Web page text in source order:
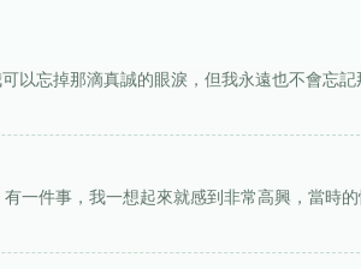
以忘掉那滴真誠的眼淚，但我永遠也不會忘記
一件事，我一想起來就感到非常高興，當時